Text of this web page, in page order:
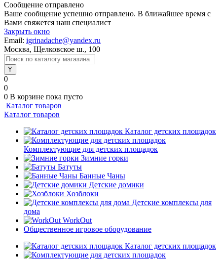
Сообщение отправлено
Ваше сообщение успешно отправлено. В ближайшее время с
Вами свяжется наш специалист
Закрыть окно
Email: igrinadache@yandex.ru
Москва, Щелковское ш., 100
0
0
0 В корзине пока пусто
Каталог товаров
Каталог товаров
Каталог детских площадок
Комплектующие для детских площадок
Зимние горки
Батуты
Банные Чаны
Детские домики
Хозблоки
Детские комплексы для
дома
WorkOut
Общественное игровое оборудование
Каталог детских площадок